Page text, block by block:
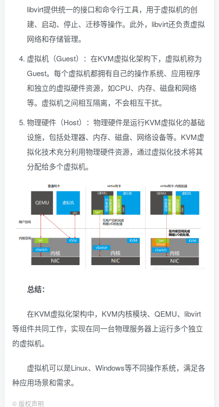
libvirt提供统一的接口和命令行工具，用于虚拟机的创
建、启动、停止、迁移等操作。此外，libvirt还负责虚拟
网络和存储管理。
虚拟机（Guest）：在KVM虚拟化架构下，虚拟机称为
Guest。每个虚拟机都拥有自己的操作系统、应用程序
和独立的虚拟硬件资源，如CPU、内存、磁盘和网络
等。虚拟机之间相互隔离，不会相互干扰。
物理硬件（Host）：物理硬件是运行KVM虚拟化的基础
设施，包括处理器、内存、磁盘、网络设备等。KVM虚
拟化技术充分利用物理硬件资源，通过虚拟化技术将其
分配给多个虚拟机。
总结：
在KVM虚拟化架构中，KVM内核模块、QEMU、libvirt
等组件共同工作，实现在同一台物理服务器上运行多个独立
的虚拟机。
虚拟机可以是Linux、Windows等不同操作系统，满足各
种应用场景和需求。
© 版权声明